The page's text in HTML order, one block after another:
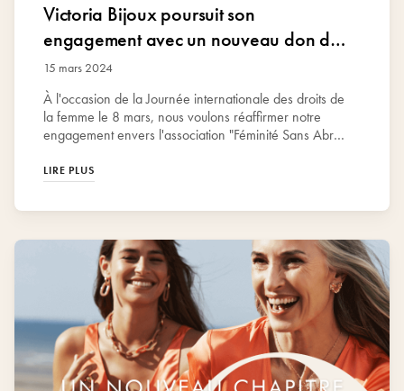
Victoria Bijoux poursuit son
engagement avec un nouveau don de
500 bijoux à l’association “Féminité
Sans Abri”
15 mars 2024
À l'occasion de la Journée internationale des droits de
la femme le 8 mars, nous voulons réaffirmer notre
engagement envers l'association "Féminité Sans Abri"
aux femmes sans domicile fixe à travers la France.
comme en 2023, qui seront minutieusement disposés
cosmétiques et d'hygiène. Ces trousses seront
distribuées lors de maraudes dans la région des
Hauts-de-France, dans le but de soutenir les femmes
en situation de précarité en leur apportant réconfort et
en restaurant leur estime de soi.
LIRE PLUS